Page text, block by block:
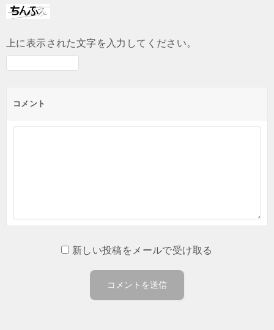
上に表示された文字を入力してください。
コメント
新しい投稿をメールで受け取る